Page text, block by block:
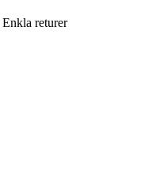
Enkla returer